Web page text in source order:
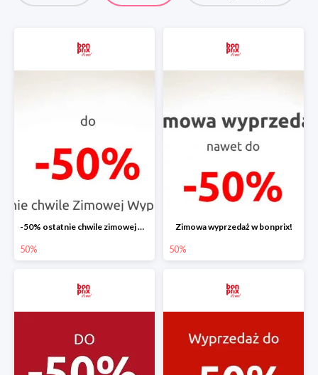
-50% ostatnie chwile zimowej wyprzedaży
50%
Zimowa wyprzedaż w bonprix!
50%